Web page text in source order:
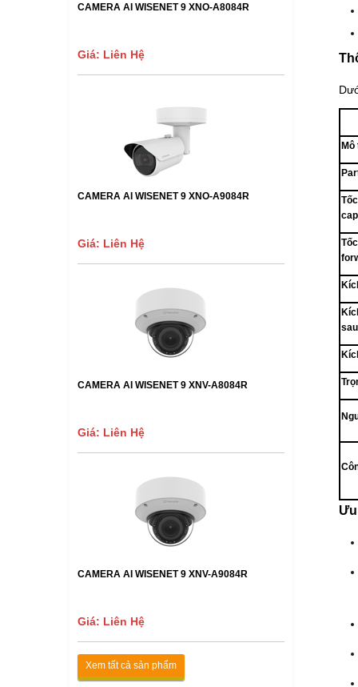
CAMERA AI WISENET 9 XNO-A8084R
Giá: Liên Hệ
CAMERA AI WISENET 9 XNO-A9084R
Giá: Liên Hệ
CAMERA AI WISENET 9 XNV-A8084R
Giá: Liên Hệ
CAMERA AI WISENET 9 XNV-A9084R
Giá: Liên Hệ
Xem tất cả sản phẩm
Mô
sau